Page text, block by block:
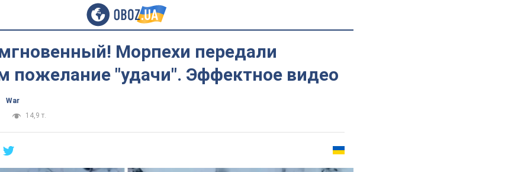
Морпехи передали
пожелание "удачи". Эффектное видео
War
14,9 т.